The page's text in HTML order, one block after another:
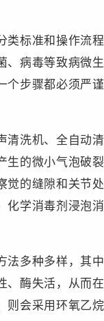
标准和操作流
病毒等致病微生
个步骤都必须严
洗机、全自动
生的微小气泡破
觉的缝隙和关节
化学消毒剂浸泡
多种多样，其
、酶失活，从而
则会采用环氧乙